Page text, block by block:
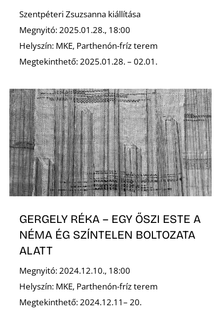
Szentpéteri Zsuzsanna kiállítása
Megnyitó: 2025.01.28., 18:00
Helyszín: MKE, Parthenón-fríz terem
Megtekinthető: 2025.01.28. – 02.01.
GERGELY RÉKA – EGY ŐSZI ESTE A
NÉMA ÉG SZÍNTELEN BOLTOZATA
ALATT
Megnyitó: 2024.12.10., 18:00
Helyszín: MKE, Parthenón-fríz terem
Megtekinthető: 2024.12.11– 20.